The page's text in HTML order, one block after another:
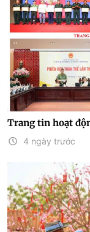
Trang tin hoạt
4 ngày trước